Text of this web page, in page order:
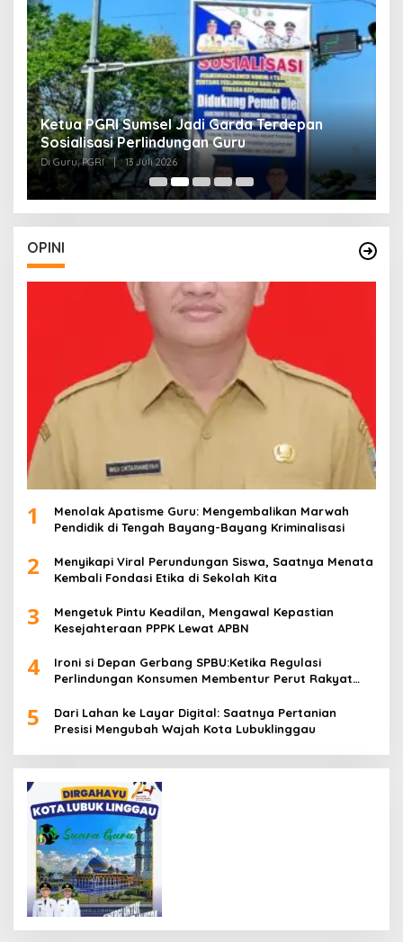
Ketua PGRI Sumsel Jadi Garda Terdepan
Sosialisasi Perlindungan Guru
Di Guru, PGRI | 13 Juli 2026
OPINI
1
Menolak Apatisme Guru: Mengembalikan Marwah
Pendidik di Tengah Bayang-Bayang Kriminalisasi
2
Menyikapi Viral Perundungan Siswa, Saatnya Menata
Kembali Fondasi Etika di Sekolah Kita
3
Mengetuk Pintu Keadilan, Mengawal Kepastian
Kesejahteraan PPPK Lewat APBN
4
Ironi si Depan Gerbang SPBU:Ketika Regulasi
Perlindungan Konsumen Membentur Perut Rakyat
5
Dari Lahan ke Layar Digital: Saatnya Pertanian
Presisi Mengubah Wajah Kota Lubuklinggau